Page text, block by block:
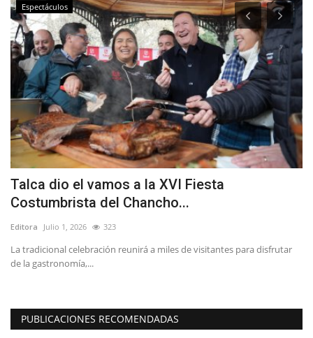
Espectáculos
Talca dio el vamos a la XVI Fiesta
Costumbrista del Chancho...
Editora Julio 1, 2026 323
La tradicional celebración reunirá a miles de visitantes para disfrutar
de la gastronomía,...
PUBLICACIONES RECOMENDADAS